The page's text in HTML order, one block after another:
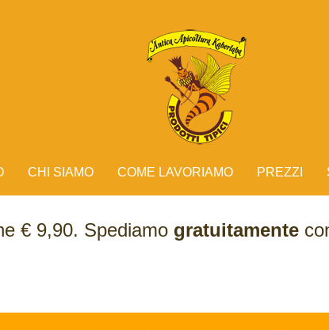
CHI SIAMO COME LAVORIAMO PREZZI
€ 9,90. Spediamo gratuitamente